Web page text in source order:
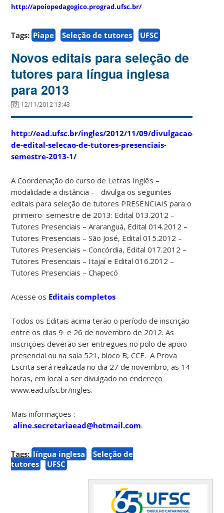
http://apoiopedagogico.prograd.ufsc.br/
Tags: Piape Seleção de tutores UFSC
Novos editais para seleção de
tutores para língua inglesa
para 2013
12/11/2012 13:43
http://ead.ufsc.br/ingles/2012/11/09/divulgacao-
de-edital-selecao-de-tutores-presenciais-
semestre-2013-1/
A Coordenação do curso de Letras Inglês –
modalidade a distância – divulga os seguintes
editais para seleção de tutores PRESENCIAIS para o
primeiro semestre de 2013: Edital 013.2012 –
Tutores Presenciais – Araranguá, Edital 014.2012 –
Tutores Presenciais – São José, Edital 015.2012 –
Tutores Presenciais – Concórdia, Edital 017.2012 –
Tutores Presenciais – Itajaí e Edital 016.2012 –
Tutores Presenciais – Chapecó
Acesse os Editais completos
Todos os Editais acima terão o período de inscrição
entre os dias 9 e 26 de novembro de 2012. As
inscrições deverão ser entregues no polo de apoio
presencial ou na sala 521, bloco B, CCE. A Prova
Escrita será realizada no dia 27 de novembro, as 14
horas, em local a ser divulgado no endereço
www.ead.ufsc.br/ingles.
Mais informações :
aline.secretariaead@hotmail.com.
Tags: língua inglesa
Seleção de
tutores
UFSC